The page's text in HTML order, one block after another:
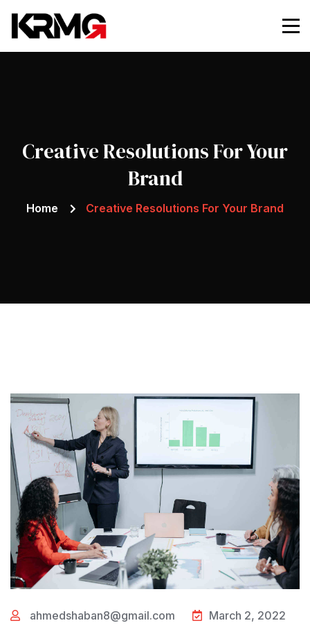
Creative Resolutions For Your
Brand
Home Creative Resolutions For Your Brand
ahmedshaban8@gmail.com March 2, 2022